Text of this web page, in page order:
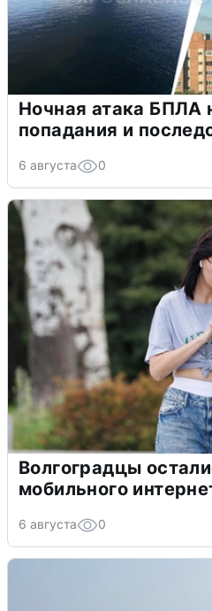
Ночная атака БПЛА
попадания и
6 августа 0
Волгоградцы
мобильного
6 августа 0